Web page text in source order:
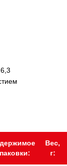
Вес,
г: